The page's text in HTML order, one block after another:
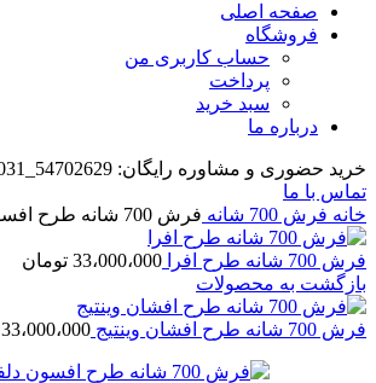
صفحه اصلی
فروشگاه
حساب کاربری من
پرداخت
سبد خرید
درباره ما
خرید حضوری و مشاوره رایگان: 54702629_031
تماس با ما
خانه فرش 700 شانه فرش 700 شانه طرح افسون دلفینی وینتیج
فرش 700 شانه طرح افرا 33،000،000 تومان
بازگشت به محصولات
فرش 700 شانه طرح افشان وینتیج 33،000،000